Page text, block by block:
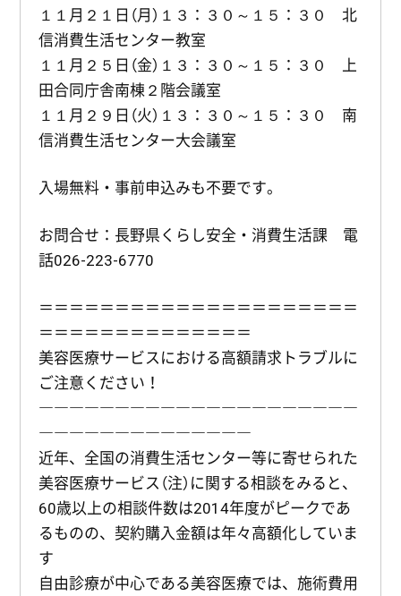
１１月２１日（月）１３：３０～１５：３０ 北
信消費生活センター教室
１１月２５日（金）１３：３０～１５：３０ 上
田合同庁舎南棟２階会議室
１１月２９日（火）１３：３０～１５：３０ 南
信消費生活センター大会議室
入場無料・事前申込みも不要です。
お問合せ：長野県くらし安全・消費生活課 電
話026-223-6770
＝＝＝＝＝＝＝＝＝＝＝＝＝＝＝＝＝＝＝＝＝
＝＝＝＝＝＝＝＝＝＝＝＝＝＝
美容医療サービスにおける高額請求トラブルに
ご注意ください！
―――――――――――――――――――――
――――――――――――――
近年、全国の消費生活センター等に寄せられた
美容医療サービス（注）に関する相談をみると、
60歳以上の相談件数は2014年度がピークであ
るものの、契約購入金額は年々高額化していま
す
自由診療が中心である美容医療では、施術費用